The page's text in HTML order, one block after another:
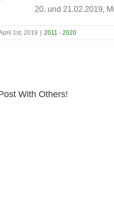
20. und 21.02.2019,
1st, 2019 2011 - 2020
With Others!